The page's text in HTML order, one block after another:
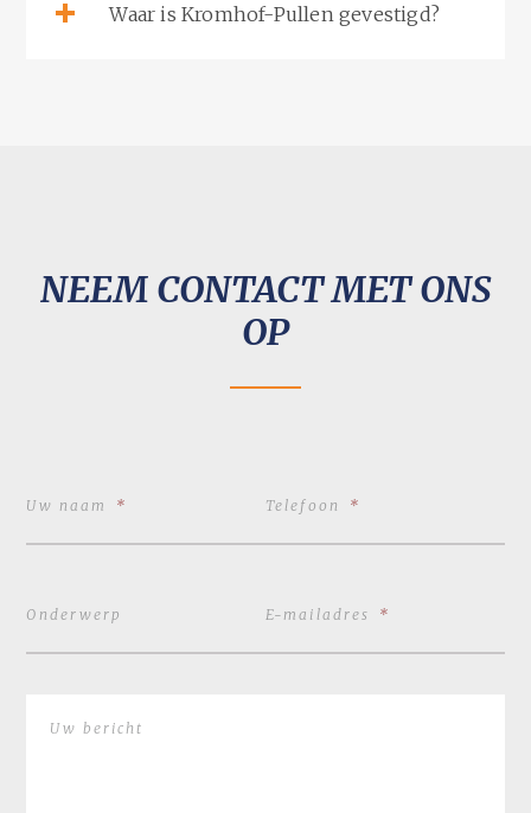
Waar is Kromhof-Pullen gevestigd?
NEEM CONTACT MET ONS
OP
Uw naam * Telefoon *
Onderwerp E-mailadres *